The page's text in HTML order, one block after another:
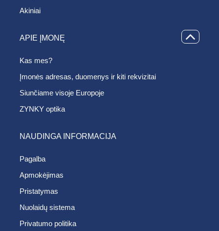
Akiniai
APIE ĮMONĘ
Kas mes?
Įmonės adresas, duomenys ir kiti rekvizitai
Siunčiame visoje Europoje
ZYNKY optika
NAUDINGA INFORMACIJA
Pagalba
Apmokėjimas
Pristatymas
Nuolaidų sistema
Privatumo politika